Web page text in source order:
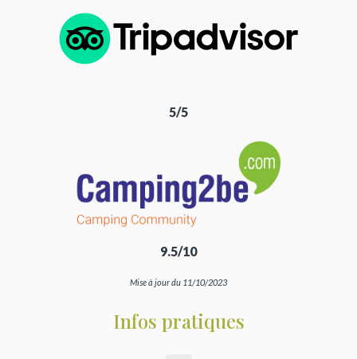
5/5
9.5/10
Mise à jour du 11/10/2023
Infos pratiques